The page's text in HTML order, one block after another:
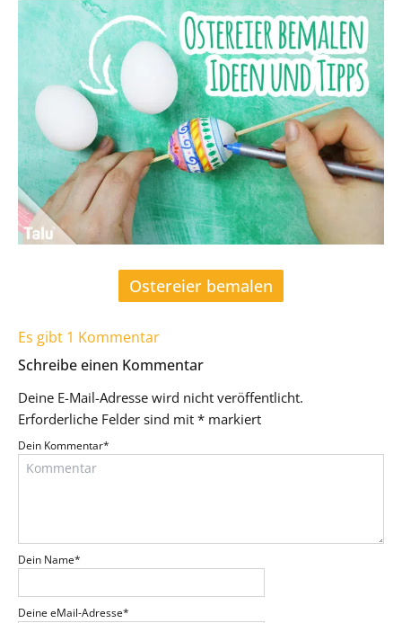
Ostereier bemalen
Es gibt 1 Kommentar
Schreibe einen Kommentar
Deine E-Mail-Adresse wird nicht veröffentlicht.
Erforderliche Felder sind mit * markiert
Dein Kommentar*
Dein Name*
Deine eMail-Adresse*